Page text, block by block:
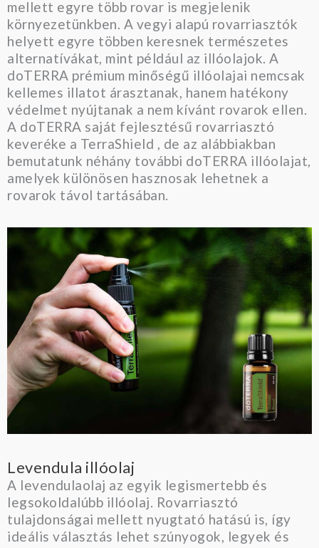
mellett egyre több rovar is megjelenik
környezetünkben. A vegyi alapú rovarriasztók
helyett egyre többen keresnek természetes
alternatívákat, mint például az illóolajok. A
doTERRA prémium minőségű illóolajai nemcsak
kellemes illatot árasztanak, hanem hatékony
védelmet nyújtanak a nem kívánt rovarok ellen.
A doTERRA saját fejlesztésű rovarriasztó
keveréke a TerraShield , de az alábbiakban
bemutatunk néhány további doTERRA illóolajat,
amelyek különösen hasznosak lehetnek a
rovarok távol tartásában.
Levendula illóolaj
A levendulaolaj az egyik legismertebb és
legsokoldalúbb illóolaj. Rovarriasztó
tulajdonságai mellett nyugtató hatású is, így
ideális választás lehet szúnyogok, legyek és